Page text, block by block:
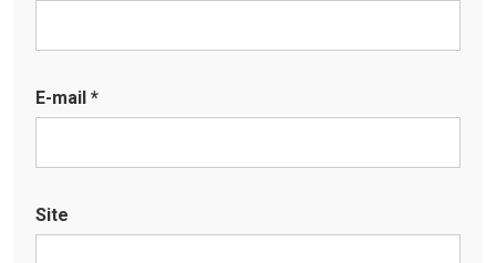
E-mail *
Site